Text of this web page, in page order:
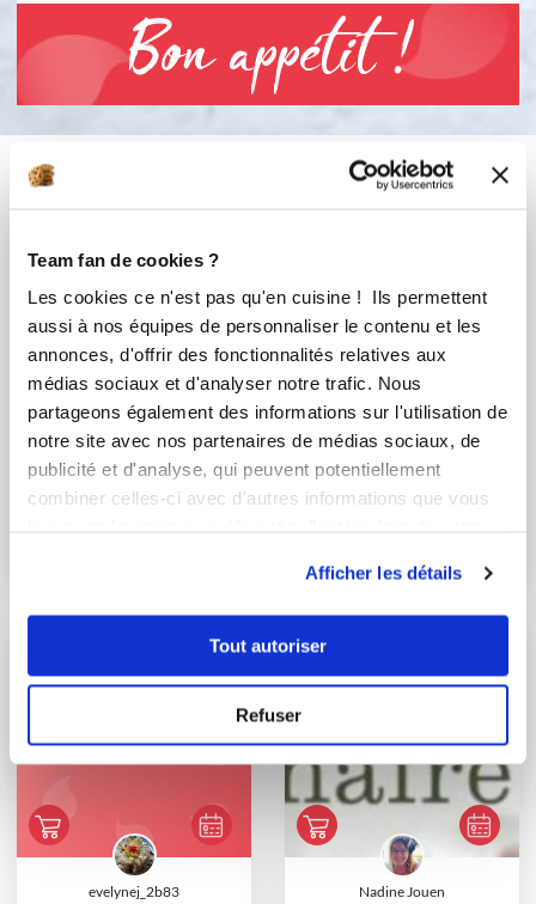
Team fan de cookies ?
Les cookies ce n'est pas qu'en cuisine ! Ils permettent
aussi à nos équipes de personnaliser le contenu et les
annonces, d'offrir des fonctionnalités relatives aux
médias sociaux et d'analyser notre trafic. Nous
partageons également des informations sur l'utilisation de
notre site avec nos partenaires de médias sociaux, de
publicité et d'analyse, qui peuvent potentiellement
combiner celles-ci avec d'autres informations que vous
Afficher les détails
Tout autoriser
Refuser
Bon appétit !
Vous aimerez aussi ...
virginiebro maike
evelynej_2b83 Nadine Jouen